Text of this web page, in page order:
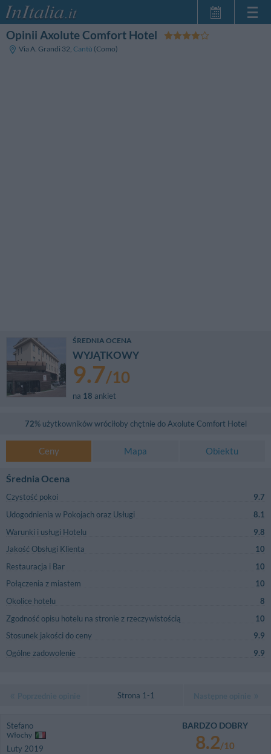
Strona główna
Opinii Axolute Comfort Hotel
Via A. Grandi 32, Cantù (Como)
ŚREDNIA OCENA
WYJĄTKOWY
9.7/10
na 18 ankiet
72% użytkowników wróciłoby chętnie do Axolute Comfort Hotel
Ceny Mapa Obiektu
Średnia Ocena
Czystość pokoi
9.7
Udogodnienia w Pokojach oraz Usługi
8.1
Warunki i usługi Hotelu
9.8
Jakość Obsługi Klienta
10
Restauracja i Bar
10
Połączenia z miastem
10
Okolice hotelu
8
Zgodność opisu hotelu na stronie z rzeczywistością
10
Stosunek jakości do ceny
9.9
Ogólne zadowolenie
9.9
Strona 1-1
Stefano
Włochy
Luty 2019
BARDZO DOBRY
8.2/10